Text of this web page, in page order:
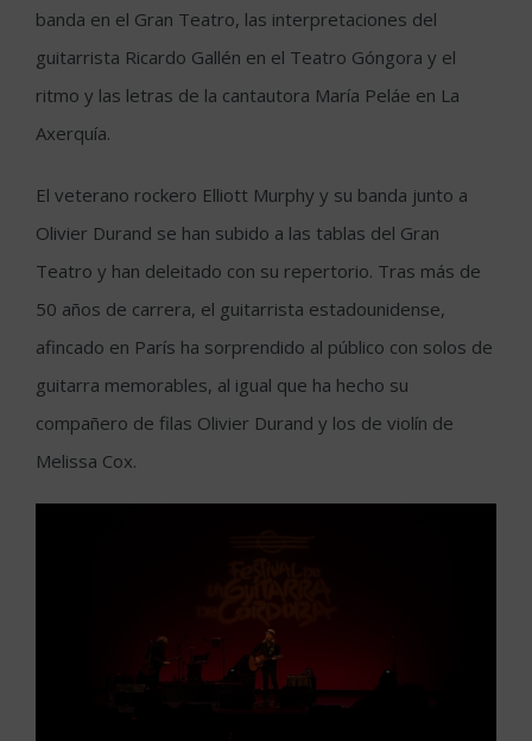
banda en el Gran Teatro, las interpretaciones del
guitarrista Ricardo Gallén en el Teatro Góngora y el
ritmo y las letras de la cantautora María Peláe en La
Axerquía.
El veterano rockero Elliott Murphy y su banda junto a
Olivier Durand se han subido a las tablas del Gran
Teatro y han deleitado con su repertorio. Tras más de
50 años de carrera, el guitarrista estadounidense,
afincado en París ha sorprendido al público con solos de
guitarra memorables, al igual que ha hecho su
compañero de filas Olivier Durand y los de violín de
Melissa Cox.